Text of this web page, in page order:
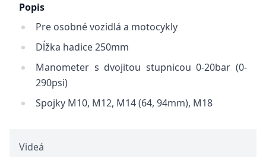
Popis
Pre osobné vozidlá a motocykly
Dĺžka hadice 250mm
Manometer s dvojitou stupnicou 0-20bar (0-
290psi)
Spojky M10, M12, M14 (64, 94mm), M18
Videá